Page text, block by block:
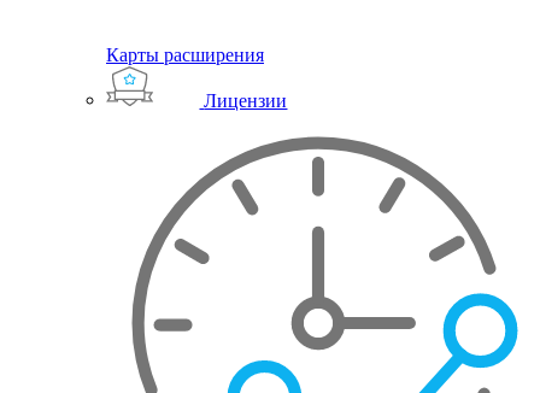
Карты расширения
Лицензии